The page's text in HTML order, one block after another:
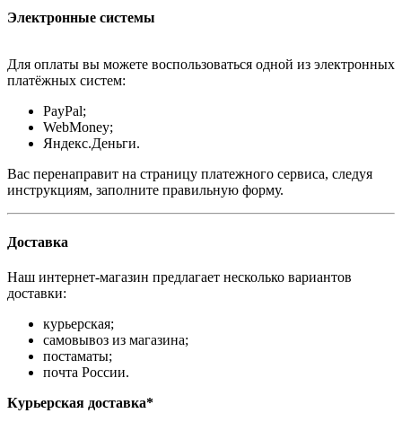
Электронные системы
Для оплаты вы можете воспользоваться одной из электронных
платёжных систем:
PayPal;
WebMoney;
Яндекс.Деньги.
Вас перенаправит на страницу платежного сервиса, следуя
инструкциям, заполните правильную форму.
Доставка
Наш интернет-магазин предлагает несколько вариантов
доставки:
курьерская;
самовывоз из магазина;
постаматы;
почта России.
Курьерская доставка*